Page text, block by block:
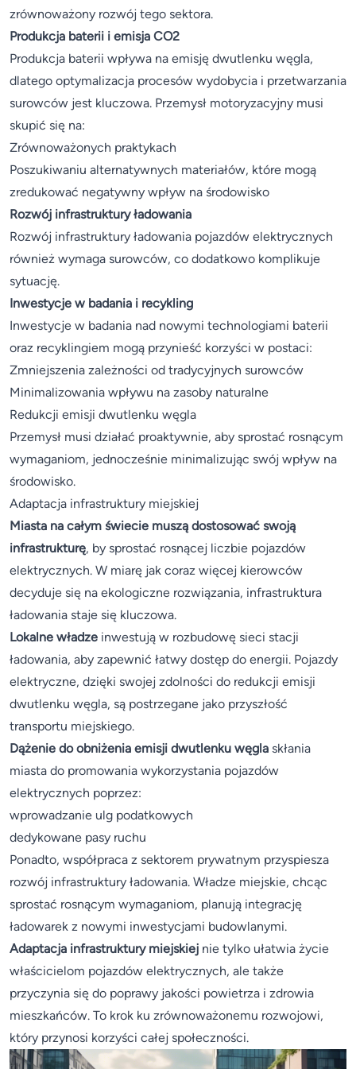
zrównoważony rozwój tego sektora.
Produkcja baterii i emisja CO2
Produkcja baterii wpływa na emisję dwutlenku węgla,
dlatego optymalizacja procesów wydobycia i przetwarzania
surowców jest kluczowa. Przemysł motoryzacyjny musi
skupić się na:
Zrównoważonych praktykach
Poszukiwaniu alternatywnych materiałów, które mogą
zredukować negatywny wpływ na środowisko
Rozwój infrastruktury ładowania
Rozwój infrastruktury ładowania pojazdów elektrycznych
również wymaga surowców, co dodatkowo komplikuje
sytuację.
Inwestycje w badania i recykling
Inwestycje w badania nad nowymi technologiami baterii
oraz recyklingiem mogą przynieść korzyści w postaci:
Zmniejszenia zależności od tradycyjnych surowców
Minimalizowania wpływu na zasoby naturalne
Redukcji emisji dwutlenku węgla
Przemysł musi działać proaktywnie, aby sprostać rosnącym
wymaganiom, jednocześnie minimalizując swój wpływ na
środowisko.
Adaptacja infrastruktury miejskiej
Miasta na całym świecie muszą dostosować swoją
infrastrukturę, by sprostać rosnącej liczbie pojazdów
elektrycznych. W miarę jak coraz więcej kierowców
decyduje się na ekologiczne rozwiązania, infrastruktura
ładowania staje się kluczowa.
Lokalne władze inwestują w rozbudowę sieci stacji
ładowania, aby zapewnić łatwy dostęp do energii. Pojazdy
elektryczne, dzięki swojej zdolności do redukcji emisji
dwutlenku węgla, są postrzegane jako przyszłość
transportu miejskiego.
Dążenie do obniżenia emisji dwutlenku węgla skłania
miasta do promowania wykorzystania pojazdów
elektrycznych poprzez:
wprowadzanie ulg podatkowych
dedykowane pasy ruchu
Ponadto, współpraca z sektorem prywatnym przyspiesza
rozwój infrastruktury ładowania. Władze miejskie, chcąc
sprostać rosnącym wymaganiom, planują integrację
ładowarek z nowymi inwestycjami budowlanymi.
Adaptacja infrastruktury miejskiej nie tylko ułatwia życie
właścicielom pojazdów elektrycznych, ale także
przyczynia się do poprawy jakości powietrza i zdrowia
mieszkańców. To krok ku zrównoważonemu rozwojowi,
który przynosi korzyści całej społeczności.